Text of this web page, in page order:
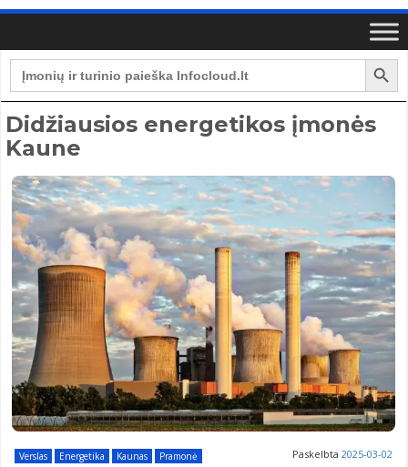
Search
for:
Search Button
Didžiausios energetikos įmonės
Kaune
Verslas Energetika Kaunas Pramonė Paskelbta 2025-03-02